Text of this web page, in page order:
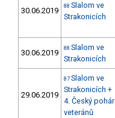
30.06.2019 88 Slalom ve
Strakonicích
30.06.2019 88 Slalom ve
Strakonicích
29.06.2019
87 Slalom ve
Strakonicích +
4. Český pohár
veteránů